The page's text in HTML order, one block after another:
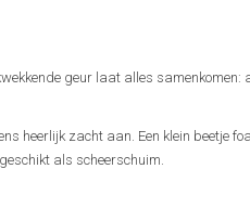
geur laat alles samenkomen:
heerlijk zacht aan. Een klein beetje
als scheerschuim.